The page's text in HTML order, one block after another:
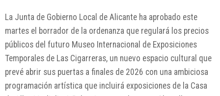
La Junta de Gobierno Local de Alicante ha aprobado este
martes el borrador de la ordenanza que regulará los precios
públicos del futuro Museo Internacional de Exposiciones
Temporales de Las Cigarreras, un nuevo espacio cultural que
prevé abrir sus puertas a finales de 2026 con una ambiciosa
programación artística que incluirá exposiciones de la Casa